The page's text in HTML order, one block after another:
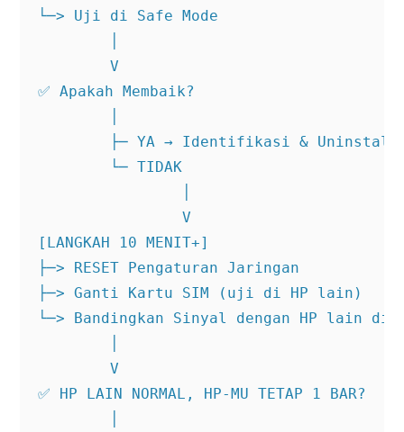
└─> Uji di Safe Mode
        V
✅ Apakah Membaik?
├─ YA → Identifikasi &
        └─ TIDAK
                V
[LANGKAH 10 MENIT+]
├─> RESET Pengaturan Jaringan
├─> Ganti Kartu SIM (uji di HP lain)
└─> Bandingkan Sinyal dengan HP lain di
        V
✅ HP LAIN NORMAL, HP-MU TETAP 1 BAR?